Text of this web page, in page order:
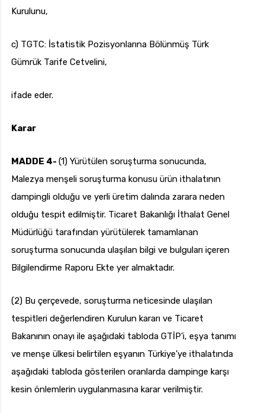
Kurulunu,
c) TGTC: İstatistik Pozisyonlarına Bölünmüş Türk
Gümrük Tarife Cetvelini,
ifade eder.
Karar
MADDE 4- (1) Yürütülen soruşturma sonucunda,
Malezya menşeli soruşturma konusu ürün ithalatının
dampingli olduğu ve yerli üretim dalında zarara neden
olduğu tespit edilmiştir. Ticaret Bakanlığı İthalat Genel
Müdürlüğü tarafından yürütülerek tamamlanan
soruşturma sonucunda ulaşılan bilgi ve bulguları içeren
Bilgilendirme Raporu Ekte yer almaktadır.
(2) Bu çerçevede, soruşturma neticesinde ulaşılan
tespitleri değerlendiren Kurulun kararı ve Ticaret
Bakanının onayı ile aşağıdaki tabloda GTİP’i, eşya tanımı
ve menşe ülkesi belirtilen eşyanın Türkiye’ye ithalatında
aşağıdaki tabloda gösterilen oranlarda dampinge karşı
kesin önlemlerin uygulanmasına karar verilmiştir.